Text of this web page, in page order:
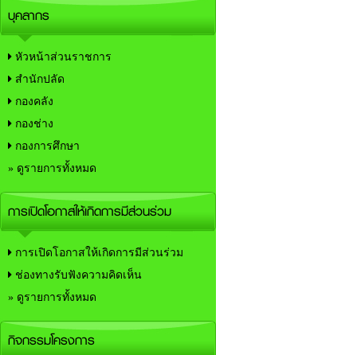
บุคลากร
หัวหน้าส่วนราชการ
สำนักปลัด
กองคลัง
กองช่าง
กองการศึกษา
» ดูรายการทั้งหมด
การเปิดโอกาสให้เกิดการมีส่วนร่วม
การเปิดโอกาสให้เกิดการมีส่วนร่วม
ช่องทางรับฟังความคิดเห็น
» ดูรายการทั้งหมด
กิจกรรมโครงการ